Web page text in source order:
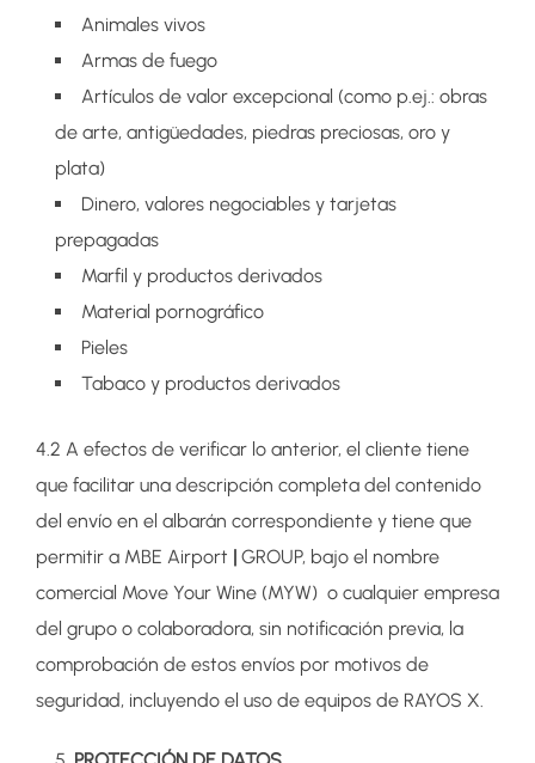
Animales vivos
Armas de fuego
Artículos de valor excepcional (como p.ej.: obras
de arte, antigüedades, piedras preciosas, oro y
plata)
Dinero, valores negociables y tarjetas
prepagadas
Marfil y productos derivados
Material pornográfico
Pieles
Tabaco y productos derivados
4.2 A efectos de verificar lo anterior, el cliente tiene
que facilitar una descripción completa del contenido
del envío en el albarán correspondiente y tiene que
permitir a MBE Airport | GROUP, bajo el nombre
comercial Move Your Wine (MYW) o cualquier empresa
del grupo o colaboradora, sin notificación previa, la
comprobación de estos envíos por motivos de
seguridad, incluyendo el uso de equipos de RAYOS X.